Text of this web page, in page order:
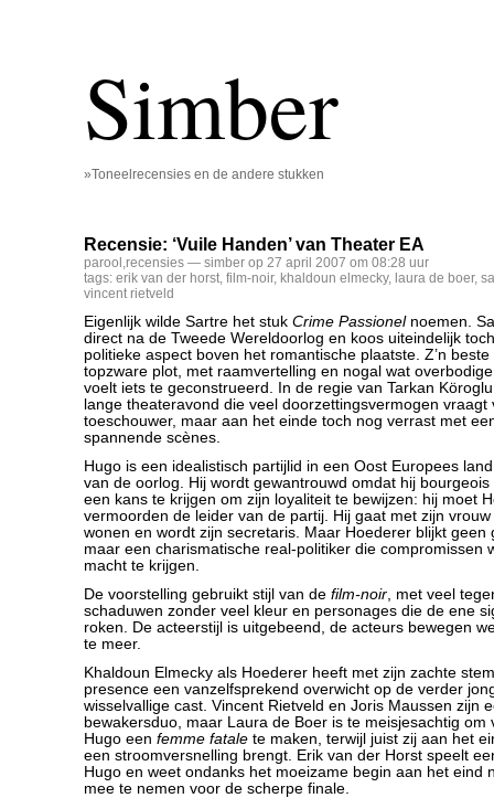
Simber
»Toneelrecensies en de andere stukken
Recensie: ‘Vuile Handen’ van Theater EA
parool ,recensies — simber op 27 april 2007 om 08:28 uur
tags: erik van der horst, film-noir, khaldoun elmecky, laura de boer,
vincent rietveld
Eigenlijk wilde Sartre het stuk Crime Passionelnoemen.
direct na de Tweede Wereldoorlog en koos uiteindelijk
politieke aspect boven het romantische plaatste. Z’n
topzware plot, met raamvertelling en nogal wat
voelt iets te geconstrueerd. In de regie van Tarkan
lange theateravond die veel doorzettingsvermogen vraagt
toeschouwer, maar aan het einde toch nog verrast met
spannende scènes.
Hugo is een idealistisch partijlid in een Oost Europees
van de oorlog. Hij wordt gewantrouwd omdat hij
een kans te krijgen om zijn loyaliteit te bewijzen: hij moet
vermoorden de leider van de partij. Hij gaat met zijn
wonen en wordt zijn secretaris. Maar Hoederer blijkt geen
maar een charismatische real-politiker die compromissen
macht te krijgen.
De voorstelling gebruikt stijl van de film-noir, met veel
schaduwen zonder veel kleur en personages die de ene
roken. De acteerstijl is uitgebeend, de acteurs bewegen
te meer.
Khaldoun Elmecky als Hoederer heeft met zijn zachte
presence een vanzelfsprekend overwicht op de verder
wisselvallige cast. Vincent Rietveld en Joris Maussen zijn
bewakersduo, maar Laura de Boer is te meisjesachtig om
Hugo een femme fatale te maken, terwijl juist zij aan het
een stroomversnelling brengt. Erik van der Horst speelt
Hugo en weet ondanks het moeizame begin aan het eind
mee te nemen voor de scherpe finale.